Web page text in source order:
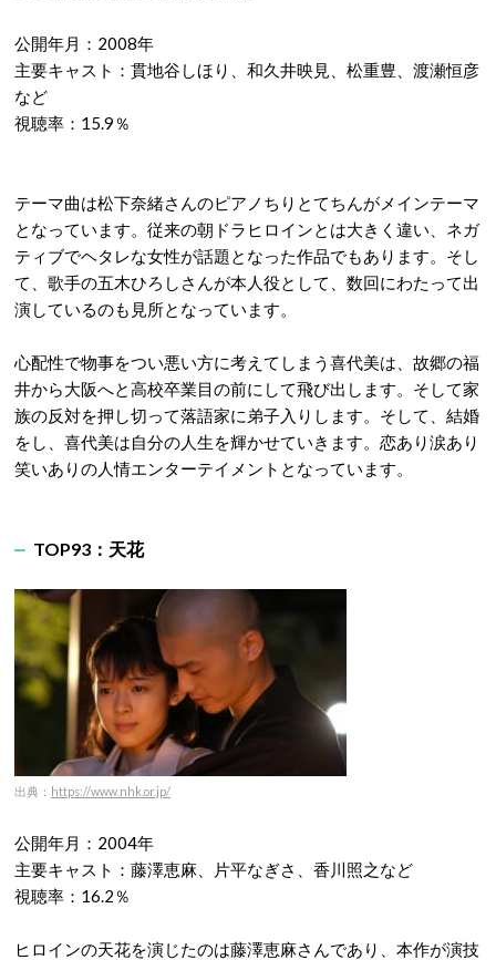
公開年月：2008年
主要キャスト：貫地谷しほり、和久井映見、松重豊、渡瀬恒彦
など
視聴率：15.9％
テーマ曲は松下奈緒さんのピアノちりとてちんがメインテーマ
となっています。従来の朝ドラヒロインとは大きく違い、ネガ
ティブでヘタレな女性が話題となった作品でもあります。そし
て、歌手の五木ひろしさんが本人役として、数回にわたって出
演しているのも見所となっています。
心配性で物事をつい悪い方に考えてしまう喜代美は、故郷の福
井から大阪へと高校卒業目の前にして飛び出します。そして家
族の反対を押し切って落語家に弟子入りします。そして、結婚
をし、喜代美は自分の人生を輝かせていきます。恋あり涙あり
笑いありの人情エンターテイメントとなっています。
TOP93：天花
出典： https://www.nhk.or.jp/
公開年月：2004年
主要キャスト：藤澤恵麻、片平なぎさ、香川照之など
視聴率：16.2％
ヒロインの天花を演じたのは藤澤恵麻さんであり、本作が演技